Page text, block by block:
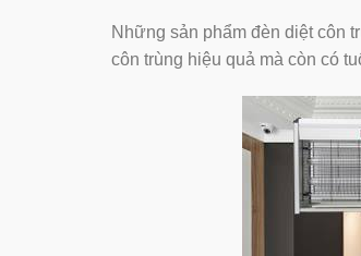
Những sản phẩm đèn diệt côn
côn trùng hiệu quả mà còn có